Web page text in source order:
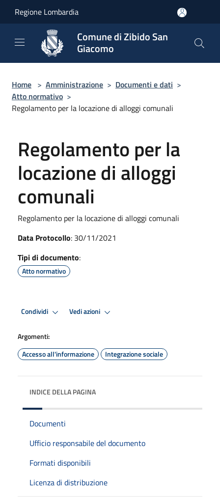
Regione Lombardia
Comune di Zibido San
Giacomo
Home > Amministrazione > Documenti e dati >
Atto normativo >
Regolamento per la locazione di alloggi comunali
Regolamento per la
locazione di alloggi
comunali
Regolamento per la locazione di alloggi comunali
Data Protocollo: 30/11/2021
Tipi di documento:
Atto normativo
Condividi Vedi azioni
Argomenti:
Accesso all'informazione
Integrazione sociale
INDICE DELLA PAGINA
Documenti
Ufficio responsabile del documento
Formati disponibili
Licenza di distribuzione